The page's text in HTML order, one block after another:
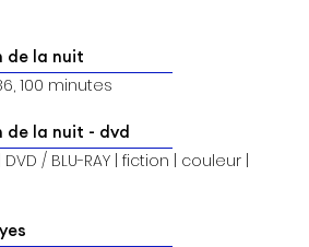
de la nuit
100 minutes
de la nuit - dvd
/ BLU-RAY | fiction | couleur |